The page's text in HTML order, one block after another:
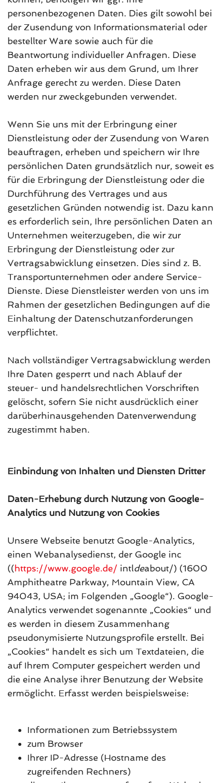
personenbezogenen Daten. Dies gilt sowohl bei
der Zusendung von Informationsmaterial oder
bestellter Ware sowie auch für die
Beantwortung individueller Anfragen. Diese
Daten erheben wir aus dem Grund, um Ihrer
Anfrage gerecht zu werden. Diese Daten
werden nur zweckgebunden verwendet.
Wenn Sie uns mit der Erbringung einer
Dienstleistung oder der Zusendung von Waren
beauftragen, erheben und speichern wir Ihre
persönlichen Daten grundsätzlich nur, soweit es
für die Erbringung der Dienstleistung oder die
Durchführung des Vertrages und aus
gesetzlichen Gründen notwendig ist. Dazu kann
es erforderlich sein, Ihre persönlichen Daten an
Unternehmen weiterzugeben, die wir zur
Erbringung der Dienstleistung oder zur
Vertragsabwicklung einsetzen. Dies sind z. B.
Transportunternehmen oder andere Service-
Dienste. Diese Dienstleister werden von uns im
Rahmen der gesetzlichen Bedingungen auf die
Einhaltung der Datenschutzanforderungen
verpflichtet.
Nach vollständiger Vertragsabwicklung werden
Ihre Daten gesperrt und nach Ablauf der
steuer- und handelsrechtlichen Vorschriften
gelöscht, sofern Sie nicht ausdrücklich einer
darüberhinausgehenden Datenverwendung
zugestimmt haben.
Einbindung von Inhalten und Diensten Dritter
Daten-Erhebung durch Nutzung von Google-
Analytics und Nutzung von Cookies
Unsere Webseite benutzt Google-Analytics,
einen Webanalysedienst, der Google inc
((https://www.google.de/ intldeabout/) (1600
Amphitheatre Parkway, Mountain View, CA
94043, USA; im Folgenden „Google“). Google-
Analytics verwendet sogenannte „Cookies“ und
es werden in diesem Zusammenhang
pseudonymisierte Nutzungsprofile erstellt. Bei
„Cookies“ handelt es sich um Textdateien, die
auf Ihrem Computer gespeichert werden und
die eine Analyse ihrer Benutzung der Website
ermöglicht. Erfasst werden beispielsweise:
Informationen zum Betriebssystem
zum Browser
Ihrer IP-Adresse (Hostname des
zugreifenden Rechners)